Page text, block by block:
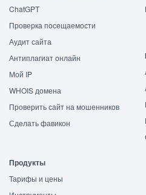
ChatGPT
Проверка посещаемости
Аудит сайта
Антиплагиат онлайн
Мой IP
WHOIS домена
Проверить сайт на мошенников
Сделать фавикон
Продукты
Тарифы и цены